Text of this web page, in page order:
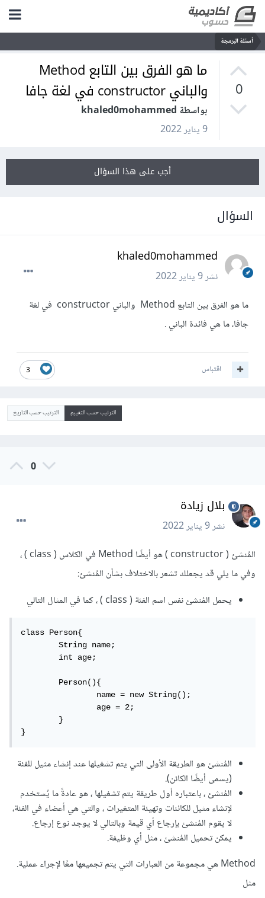
أسئلة البرمجة
0
ما هو الفرق بين التابع Method
والباني constructor في لغة جافا
بواسطة khaled0mohammed
9 يناير 2022
أجب على هذا السؤال
السؤال
khaled0mohammed
نشر9 يناير 2022
ما هو الفرق بين التابع Method والباني constructor في لغة
جافا، ما هي فائدة الباني .
3 اقتباس
الترتيب حسب التقييم الترتيب حسب التاريخ
0
بلال زيادة
نشر9 يناير 2022
المُنشئ ( constructor ) هو أيضًا Method في الكلاس ( class ) ،
وفي ما يلي قد يجعلك تشعر بالاختلاف بشأن المُنشئ:
يحمل المُنشئ نفس اسم الفئة ( class ) ، كما في المثال التالي
class Person{
	String name;
	int age;
	Person(){
		name = new String();
		age = 2;
	}
}
المُنشئ هو الطريقة الأولى التي يتم تشغيلها عند إنشاء مثيل للفئة
(يسمى أيضًا الكائن).
المُنشئ ، باعتباره أول طريقة يتم تشغيلها ، هو عادةً ما يُستخدم
لإنشاء مثيل للكائنات وتهيئة المتغيرات ، والتي هي أعضاء في الفئة،
لا يقوم المُنشئ بإرجاع أي قيمة وبالتالي لا يوجد نوع إرجاع.
يمكن تحميل المُنشئ ، مثل أي وظيفة.
Method هي مجموعة من العبارات التي يتم تجميعها معًا لإجراء عملية.
مثل